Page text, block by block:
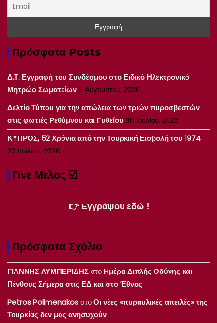
Πρόσφατα Posts
Δ.Τ. Εγγραφή του Συνδέσμου στο Ειδικό Ηλεκτρονικό
Μητρώο Σωματείων3 Αυγούστου, 2026
Δελτίο Τύπου για την απώλεια των τριών πυροσβεστών
στις φωτιές Ρεθύμνου και Γυθείου 30 Ιουλίου, 2026
ΚΥΠΡΟΣ, 52 Χρόνια από την Τουρκική Εισβολή του 1974
20 Ιουλίου, 2026
Γίνε Μέλος ☑️
👉 Εγγράψου εδώ !
Πρόσφατα Σχόλια
ΓΙΑΝΝΗΣ ΛΥΜΠΕΡΙΔΗΣστο Ημέρα Διπλής Οδύνης και
Πένθους Σήμερα στις ΕΔ και στο Έθνος
Petros PolimenakosστοΟι νέες «πυραυλικές απειλές» της
Τουρκίας δεν μας ανησυχούν